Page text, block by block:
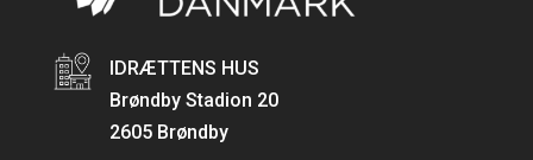
IDRÆTTENS HUS
Brøndby Stadion 20
2605 Brøndby